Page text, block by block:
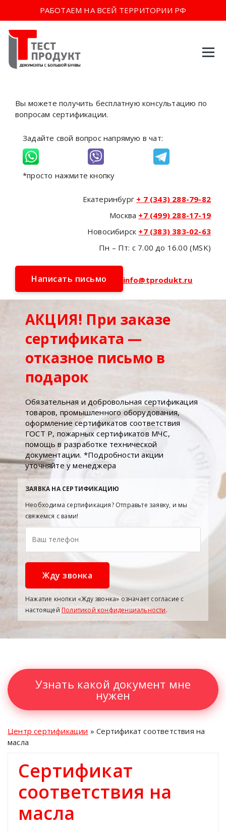
РАБОТАЕМ НА ВСЕЙ ТЕРРИТОРИИ РФ
содержимому
Вы можете получить бесплатную консультацию по
вопросам сертификации.
Задайте свой вопрос напрямую в чат:
*просто нажмите кнопку
Екатеринбург + 7 (343) 288-79-82
Москва +7 (499) 288-17-19
Новосибирск +7 (383) 383-02-63
Пн – Пт: с 7.00 до 16.00 (MSK)
Написать письмо info@tprodukt.ru
АКЦИЯ! При заказе
сертификата —
отказное письмо в
подарок
Обязательная и добровольная сертификация
товаров, промышленного оборудования,
оформление сертификатов соответствия
ГОСТ Р, пожарных сертификатов МЧС,
помощь в разработке технической
документации. *Подробности акции
уточняйте у менеджера
ЗАЯВКА НА СЕРТИФИКАЦИЮ
Необходима сертификация? Отправьте заявку, и мы
свяжемся с вами!
Нажатие кнопки «Жду звонка» означает согласие с
настоящей Политикой конфиденциальности.
Узнать какой документ мне
нужен
Центр сертификации »Сертификат соответствия на
масла
Сертификат
соответствия на
масла